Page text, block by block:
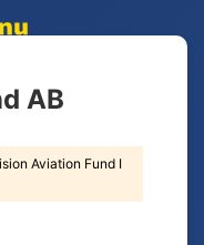
AB
Aviation Fund I